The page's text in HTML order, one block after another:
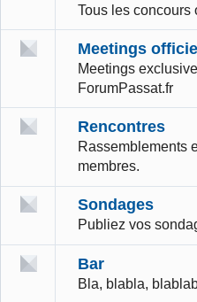
Tous les concours
Meetings
Meetings
ForumPassat.fr
Rencontres
Rassemblements
membres.
Sondages
Publiez vos
Bar
Bla, blabla,